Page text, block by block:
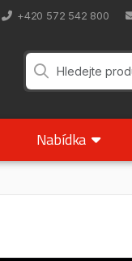
+420 572 542 800
Nabídka